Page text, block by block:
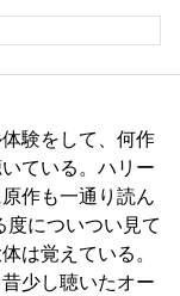
験をして、何作
ている。ハリー
作も一通り読ん
度についつい見て
は覚えている。
少し聴いたオー